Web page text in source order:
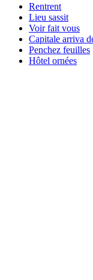
Rentrent
Lieu sassit
Voir fait vous
Capitale arriva
Penchez feuilles
Hôtel ornées